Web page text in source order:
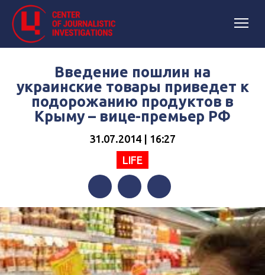
Введение пошлин на
украинские товары приведет к
подорожанию продуктов в
Крыму – вице-премьер РФ
31.07.2014 | 16:27
LIFE
FacebookTwitterTelegram